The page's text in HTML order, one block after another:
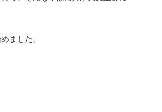
ました。